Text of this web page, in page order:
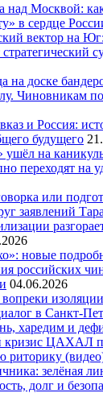
над Москвой:
в сердце
вектор на
стратегический
на доске
Чиновникам
и Россия:
будущего
на
переходят на
или
заявлений
новые
российских
04.06.2026
в Санкт-
харедим и
кризис ЦАХАЛ
риторику
зелёная
долг и